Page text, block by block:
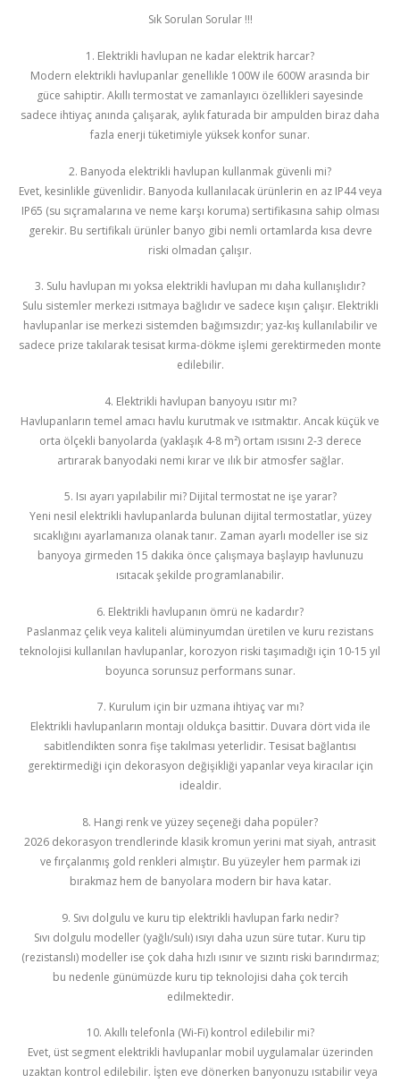
Sık Sorulan Sorular !!!
1. Elektrikli havlupan ne kadar elektrik harcar?
Modern elektrikli havlupanlar genellikle 100W ile 600W arasında bir
güce sahiptir. Akıllı termostat ve zamanlayıcı özellikleri sayesinde
sadece ihtiyaç anında çalışarak, aylık faturada bir ampulden biraz daha
fazla enerji tüketimiyle yüksek konfor sunar.
2. Banyoda elektrikli havlupan kullanmak güvenli mi?
Evet, kesinlikle güvenlidir. Banyoda kullanılacak ürünlerin en az IP44 veya
IP65 (su sıçramalarına ve neme karşı koruma) sertifikasına sahip olması
gerekir. Bu sertifikalı ürünler banyo gibi nemli ortamlarda kısa devre
riski olmadan çalışır.
3. Sulu havlupan mı yoksa elektrikli havlupan mı daha kullanışlıdır?
Sulu sistemler merkezi ısıtmaya bağlıdır ve sadece kışın çalışır. Elektrikli
havlupanlar ise merkezi sistemden bağımsızdır; yaz-kış kullanılabilir ve
sadece prize takılarak tesisat kırma-dökme işlemi gerektirmeden monte
edilebilir.
4. Elektrikli havlupan banyoyu ısıtır mı?
Havlupanların temel amacı havlu kurutmak ve ısıtmaktır. Ancak küçük ve
orta ölçekli banyolarda (yaklaşık 4-8 m²) ortam ısısını 2-3 derece
artırarak banyodaki nemi kırar ve ılık bir atmosfer sağlar.
5. Isı ayarı yapılabilir mi? Dijital termostat ne işe yarar?
Yeni nesil elektrikli havlupanlarda bulunan dijital termostatlar, yüzey
sıcaklığını ayarlamanıza olanak tanır. Zaman ayarlı modeller ise siz
banyoya girmeden 15 dakika önce çalışmaya başlayıp havlunuzu
ısıtacak şekilde programlanabilir.
6. Elektrikli havlupanın ömrü ne kadardır?
Paslanmaz çelik veya kaliteli alüminyumdan üretilen ve kuru rezistans
teknolojisi kullanılan havlupanlar, korozyon riski taşımadığı için 10-15 yıl
boyunca sorunsuz performans sunar.
7. Kurulum için bir uzmana ihtiyaç var mı?
Elektrikli havlupanların montajı oldukça basittir. Duvara dört vida ile
sabitlendikten sonra fişe takılması yeterlidir. Tesisat bağlantısı
gerektirmediği için dekorasyon değişikliği yapanlar veya kiracılar için
idealdir.
8. Hangi renk ve yüzey seçeneği daha popüler?
2026 dekorasyon trendlerinde klasik kromun yerini mat siyah, antrasit
ve fırçalanmış gold renkleri almıştır. Bu yüzeyler hem parmak izi
bırakmaz hem de banyolara modern bir hava katar.
9. Sıvı dolgulu ve kuru tip elektrikli havlupan farkı nedir?
Sıvı dolgulu modeller (yağlı/sulı) ısıyı daha uzun süre tutar. Kuru tip
(rezistanslı) modeller ise çok daha hızlı ısınır ve sızıntı riski barındırmaz;
bu nedenle günümüzde kuru tip teknolojisi daha çok tercih
edilmektedir.
10. Akıllı telefonla (Wi-Fi) kontrol edilebilir mi?
Evet, üst segment elektrikli havlupanlar mobil uygulamalar üzerinden
uzaktan kontrol edilebilir. İşten eve dönerken banyonuzu ısıtabilir veya